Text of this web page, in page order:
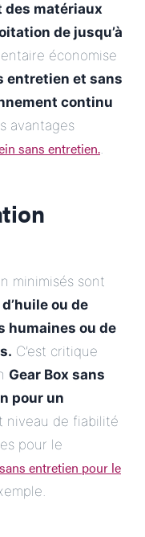
des matériaux
de jusqu’à
économise
entretien et sans
continu
avantages
sans entretien..
minimisés sont
ou de
humaines ou de
C’est critique
Gear Box sans
pour un
niveau de fiabilité
pour le
entretien pour le